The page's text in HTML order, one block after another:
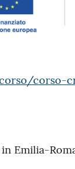
corso-
Emilia-